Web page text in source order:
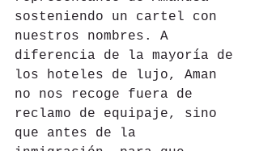
sosteniendo un cartel con
nuestros nombres. A
diferencia de la mayoría de
los hoteles de lujo, Aman
no nos recoge fuera de
reclamo de equipaje, sino
que antes de la